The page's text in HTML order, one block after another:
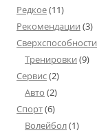
Редкое(11)
Рекомендации (3)
Сверхспособности
Тренировки (9)
Сервис(2)
Авто (2)
Спорт(6)
Волейбол(1)